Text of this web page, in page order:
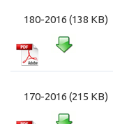
180-2016 (138 KB)
170-2016 (215 KB)